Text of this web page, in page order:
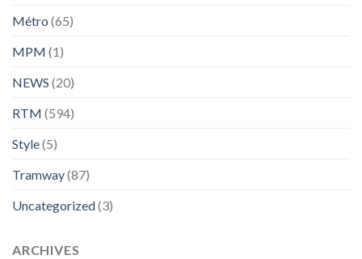
Métro (65)
MPM (1)
NEWS (20)
RTM (594)
Style(5)
Tramway(87)
Uncategorized(3)
ARCHIVES